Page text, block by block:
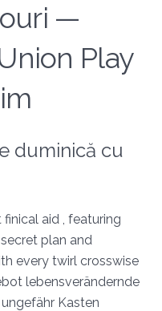
—
Play
duminică cu
aid , featuring
plan and
every twirl crosswise
lebensverändernde
Kasten